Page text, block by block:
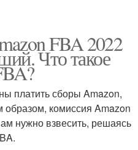
FBA 2022
Что такое
платить сборы Amazon,
образом, комиссия Amazon
нужно взвесить, решаясь